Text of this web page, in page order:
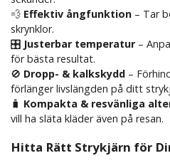
💨 Effektiv ångfunktion – Tar
skrynklor.
🎛️ Justerbar temperatur–
för bästa resultat.
🚫 Dropp- & kalkskydd –
förlänger livslängden på ditt
🧳 Kompakta & resvänliga
vill ha släta kläder även på resan.
Hitta Rätt Strykjärn för